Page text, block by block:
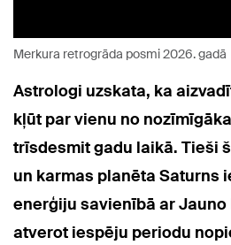
Merkura retrogrāda posmi 2026. gadā
Astrologi uzskata, ka
kļūt par vienu no
trīsdesmit gadu laikā. Tieši
un karmas planēta Saturns
enerģiju savienībā ar Jauno
atverot iespēju periodu